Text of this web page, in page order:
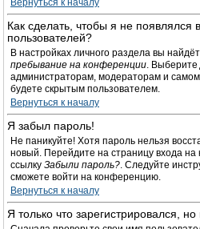
Вернуться к началу
Как сделать, чтобы я не появлялся
пользователей?
В настройках личного раздела вы
пребывание на конференции. Выберите
администраторам, модераторам и
будете скрытым пользователем.
Вернуться к началу
Я забыл пароль!
Не паникуйте! Хотя пароль нельзя
новый. Перейдите на страницу входа
ссылку Забыли пароль?. Следуйте
сможете войти на конференцию.
Вернуться к началу
Я только что зарегистрировался,